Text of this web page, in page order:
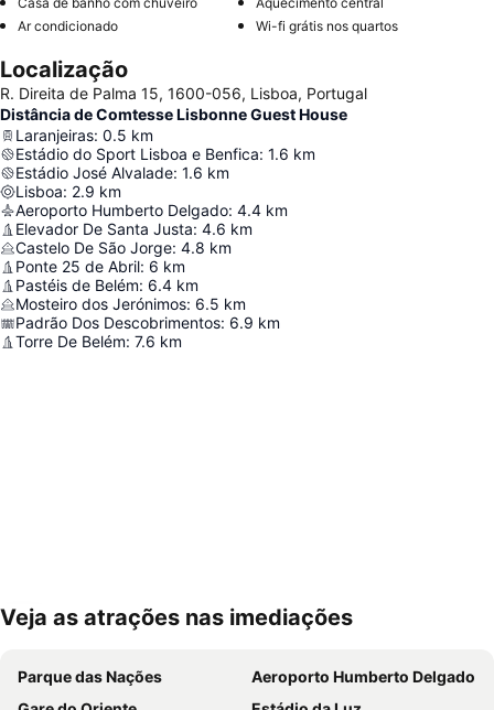
Ar condicionado
Wi-fi grátis nos quartos
Localização
R. Direita de Palma 15, 1600-056, Lisboa, Portugal
Distância de Comtesse Lisbonne Guest House
Laranjeiras: 0.5 km
Estádio do Sport Lisboa e Benfica: 1.6 km
Estádio José Alvalade: 1.6 km
Lisboa: 2.9 km
Aeroporto Humberto Delgado: 4.4 km
Elevador De Santa Justa: 4.6 km
Castelo De São Jorge: 4.8 km
Ponte 25 de Abril: 6 km
Pastéis de Belém: 6.4 km
Mosteiro dos Jerónimos: 6.5 km
Padrão Dos Descobrimentos: 6.9 km
Torre De Belém: 7.6 km
Ampliar mapa
Veja as atrações nas imediações
Parque das Nações
Aeroporto Humberto Delgado